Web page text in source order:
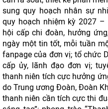
sung quy hoạch nhân sự
quy hoạch nhiệm kỳ 2027
hội cấp chi đoàn, hưởng
ngày một tin tốt, mỗi tuần
fanpage của đơn vị; tổ chức
cấp ủy, lãnh đạo đơn vị;
thanh niên tích cực hưởng
do Trung ương Đoàn, Đoàn
thanh niên cần tích cực thi